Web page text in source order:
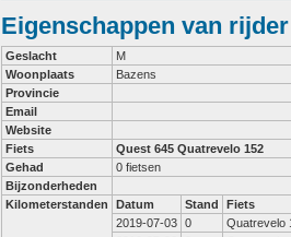
Eigenschappen van
Geslacht
M
Woonplaats
Bazens
Provincie
Email
Website
Fiets
Quest 645 Quatrevelo 152
Gehad
0 fietsen
Bijzonderheden
Kilometerstanden
Datum Stand Fiets
2019-07-03 0 Quatrevelo